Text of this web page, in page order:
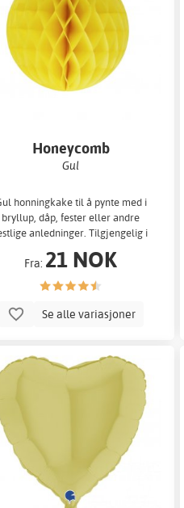
Honeycomb
Gul
honningkake til å pynte med i
bryllup, dåp, fester eller andre
anledninger. Tilgjengelig i
Fra: 21 NOK
Se alle variasjoner